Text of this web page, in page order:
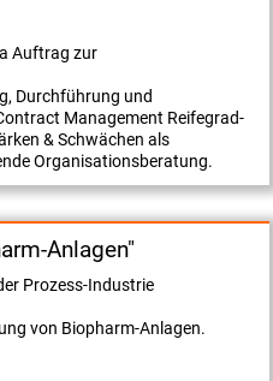
Auftrag zur
Durchführung und
Management Reifegrad-
& Schwächen als
Organisationsberatung.
Anlagen"
Prozess-Industrie
von Biopharm-Anlagen.